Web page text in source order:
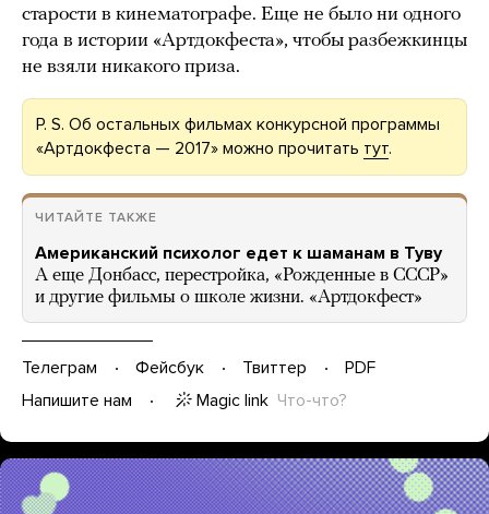
старости в кинематографе. Еще не было ни одного
года в истории «Артдокфеста», чтобы разбежкинцы
не взяли никакого приза.
P. S. Об остальных фильмах конкурсной программы
«Артдокфеста — 2017» можно прочитать тут.
ЧИТАЙТЕ ТАКЖЕ
Американский психолог едет к шаманам в Туву
А еще Донбасс, перестройка, «Рожденные в СССР»
и другие фильмы о школе жизни. «Артдокфест»
Телеграм Фейсбук Твиттер
PDF
Напишите нам
Magic link Что-что?